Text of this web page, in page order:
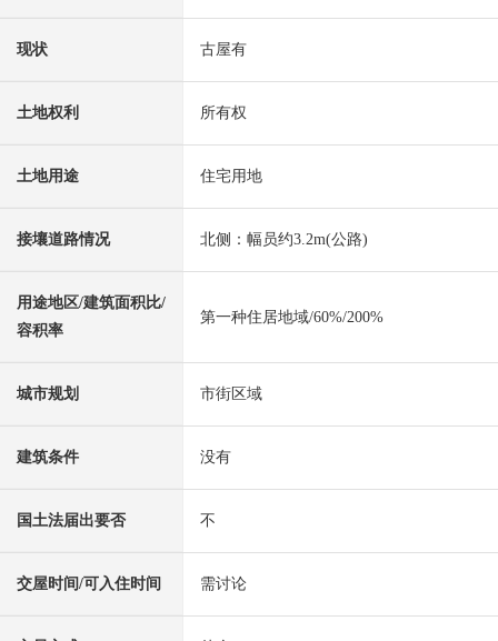
现状 古屋有
土地权利 所有权
土地用途 住宅用地
接壤道路情况 北侧：幅员约3.2m(公路)
用途地区/建筑面积比/
容积率
第一种住居地域/60%/200%
城市规划 市街区域
建筑条件 没有
国土法届出要否 不
交屋时间/可入住时间 需讨论